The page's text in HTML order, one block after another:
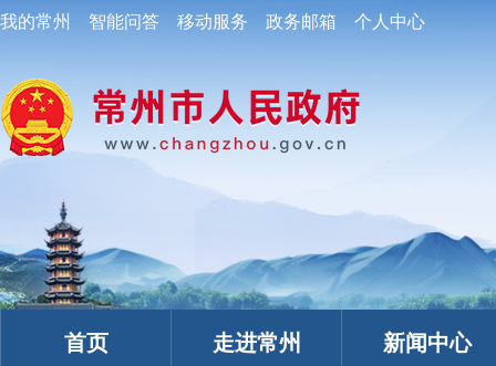
我的常州 智能问答 移动服务 政务邮箱 个人中心
首页 走进常州 新闻中心